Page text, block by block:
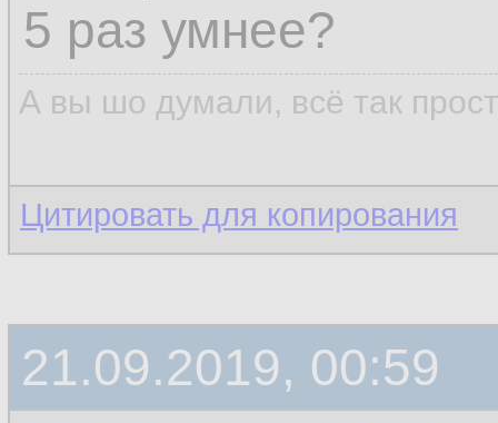
5 раз умнее?
А вы шо думали, всё так
Цитировать для копирования
21.09.2019, 00:59